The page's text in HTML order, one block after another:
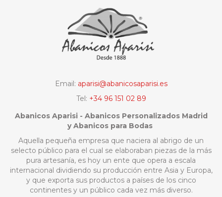
Email: aparisi@abanicosaparisi.es
Tel: +34 96 151 02 89
Abanicos Aparisi - Abanicos Personalizados Madrid
y Abanicos para Bodas
Aquella pequeña empresa que naciera al abrigo de un
selecto público para el cual se elaboraban piezas de la más
pura artesanía, es hoy un ente que opera a escala
internacional dividiendo su producción entre Asia y Europa,
y que exporta sus productos a países de los cinco
continentes y un público cada vez más diverso.